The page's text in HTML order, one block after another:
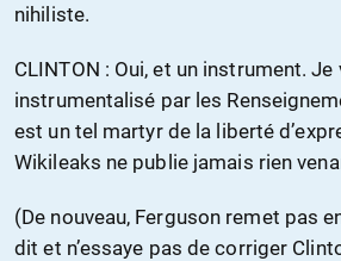
nihiliste.
CLINTON : Oui, et un instrument. Je
instrumentalisé par les
est un tel martyr de la liberté
Wikileaks ne publie jamais rien
(De nouveau, Ferguson remet pas
dit et n’essaye pas de corriger